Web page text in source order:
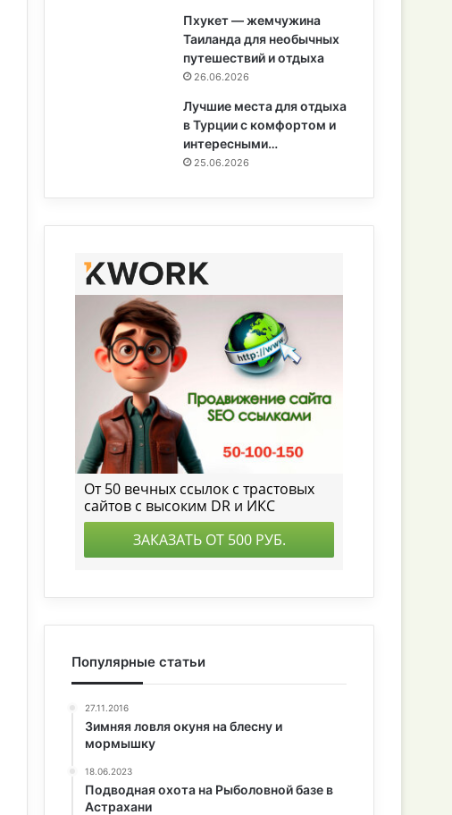
Пхукет — жемчужина
Таиланда для необычных
путешествий и отдыха
26.06.2026
Лучшие места для отдыха
в Турции с комфортом и
интересными…
25.06.2026
Популярные статьи
27.11.2016
Зимняя ловля окуня на блесну и
мормышку
18.06.2023
Подводная охота на Рыболовной базе в
Астрахани